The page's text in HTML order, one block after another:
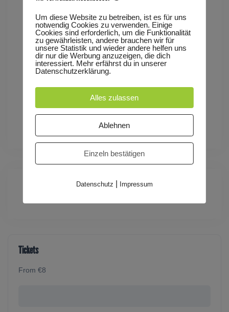
Es spielt der Theaterclub „Bühnenrausch“
Für Kinder ab 9 Jahren geeignet
Tags
FAMILIENVORSTELLUNG
Tickets
From €8
Um diese Website zu betreiben, ist es für uns
notwendig Cookies zu verwenden. Einige
Cookies sind erforderlich, um die Funktionalität
zu gewährleisten, andere brauchen wir für
unsere Statistik und wieder andere helfen uns
dir nur die Werbung anzuzeigen, die dich
interessiert. Mehr erfährst du in unserer
Datenschutzerklärung.
Alles zulassen
Ablehnen
Einzeln bestätigen
Datenschutz Impressum